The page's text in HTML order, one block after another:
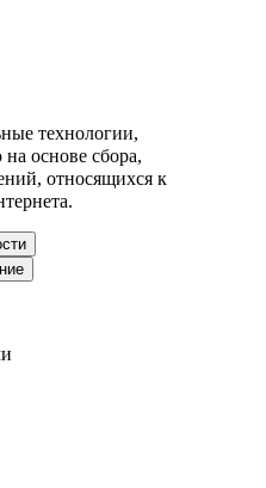
технологии,
основе сбора,
относящихся к